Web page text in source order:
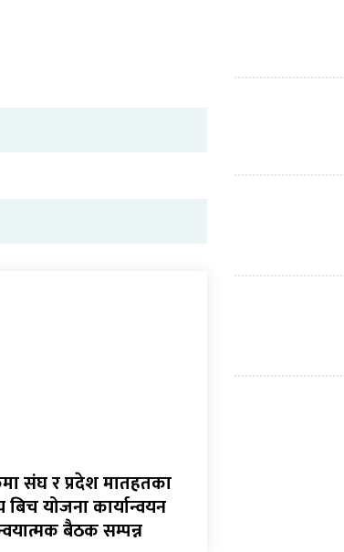
संघ र प्रदेश मातहतका
बिच योजना कार्यान्वयन
बैठक सम्पन्न